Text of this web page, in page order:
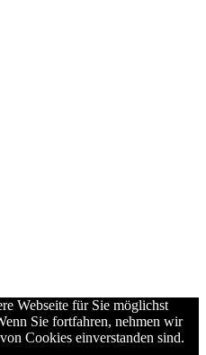
Webseite für Sie möglichst
Sie fortfahren, nehmen wir
Cookies einverstanden sind.